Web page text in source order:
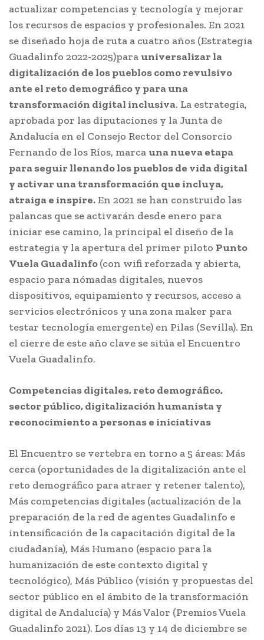
actualizar competencias y tecnología y mejorar
los recursos de espacios y profesionales. En 2021
se diseñado hoja de ruta a cuatro años (Estrategia
Guadalinfo 2022-2025)para universalizar la
digitalización de los pueblos como revulsivo
ante el reto demográfico y para una
transformación digital inclusiva. La estrategia,
aprobada por las diputaciones y la Junta de
Andalucía en el Consejo Rector del Consorcio
Fernando de los Ríos, marca una nueva etapa
para seguir llenando los pueblos de vida digital
y activar una transformación que incluya,
atraiga e inspire.En 2021 se han construido las
palancas que se activarán desde enero para
iniciar ese camino, la principal el diseño de la
estrategia y la apertura del primer piloto Punto
Vuela Guadalinfo(con wifi reforzada y abierta,
espacio para nómadas digitales, nuevos
dispositivos, equipamiento y recursos, acceso a
servicios electrónicos y una zona maker para
testar tecnología emergente) en Pilas (Sevilla). En
el cierre de este año clave se sitúa el Encuentro
Vuela Guadalinfo.
Competencias digitales, reto demográfico,
sector público, digitalización humanista y
reconocimiento a personas e iniciativas
El Encuentro se vertebra en torno a 5 áreas: Más
cerca (oportunidades de la digitalización ante el
reto demográfico para atraer y retener talento),
Más competencias digitales (actualización de la
preparación de la red de agentes Guadalinfo e
intensificación de la capacitación digital de la
ciudadanía), Más Humano (espacio para la
humanización de este contexto digital y
tecnológico), Más Público (visión y propuestas del
sector público en el ámbito de la transformación
digital de Andalucía) y Más Valor (Premios Vuela
Guadalinfo 2021). Los días 13 y 14 de diciembre se